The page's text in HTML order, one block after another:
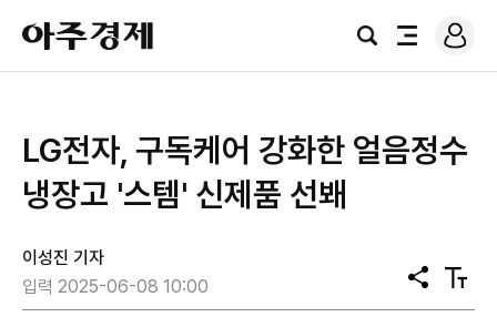
아
주
경
검
전
로
그
LG전자, 구독케어 강화한 얼음정수
냉장고 '스템' 신제품 선봬
이성진 기자
입력 2025-06-08 10:00
공
유
텍
스